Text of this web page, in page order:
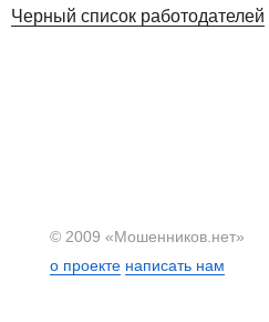
Черный список работодателей
© 2009 «Мошенников.нет»
о проекте написать нам